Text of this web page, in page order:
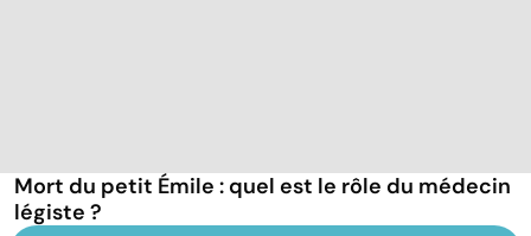
Mort du petit Émile : quel est le rôle du médecin
légiste ?